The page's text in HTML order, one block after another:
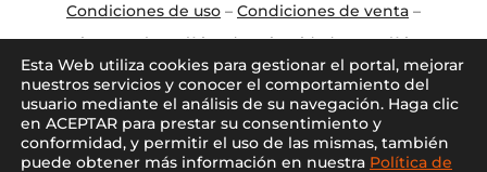
Condiciones de uso– Condiciones de venta–
Aviso Legal–Política de privacidad –Política
de cookies
Blog–Contacto–Conócenos –Mi Cuenta
Esta Web utiliza cookies para gestionar el portal, mejorar
nuestros servicios y conocer el comportamiento del
usuario mediante el análisis de su navegación. Haga clic
en ACEPTAR para prestar su consentimiento y
conformidad, y permitir el uso de las mismas, también
puede obtener más información en nuestra Política de